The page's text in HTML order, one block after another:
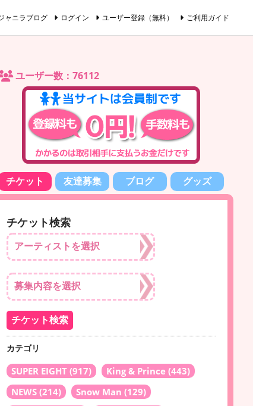
ャニラブログ ログイン ユーザー登録（無料） ご利用ガイド
ユーザー数：76112
チケット 友達募集 ブログ グッズ
チケット検索
カテゴリ
SUPER EIGHT (917) King & Prince (443)
NEWS (214) Snow Man (129)